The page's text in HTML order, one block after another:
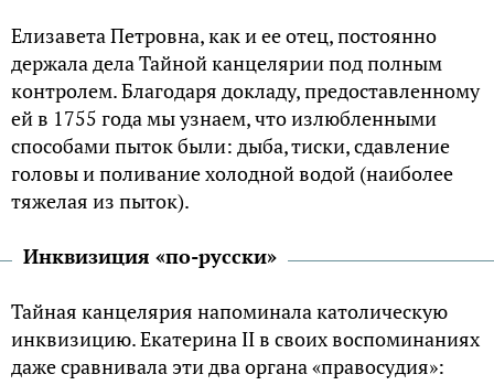
Елизавета Петровна, как и ее отец, постоянно
держала дела Тайной канцелярии под полным
контролем. Благодаря докладу, предоставленному
ей в 1755 года мы узнаем, что излюбленными
способами пыток были: дыба, тиски, сдавление
головы и поливание холодной водой (наиболее
тяжелая из пыток).
Инквизиция «по-русски»
Тайная канцелярия напоминала католическую
инквизицию. Екатерина II в своих воспоминаниях
даже сравнивала эти два органа «правосудия»: